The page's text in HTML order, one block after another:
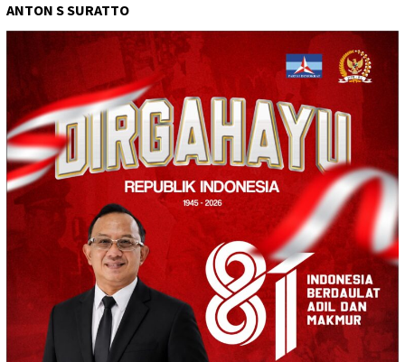
ANTON S SURATTO